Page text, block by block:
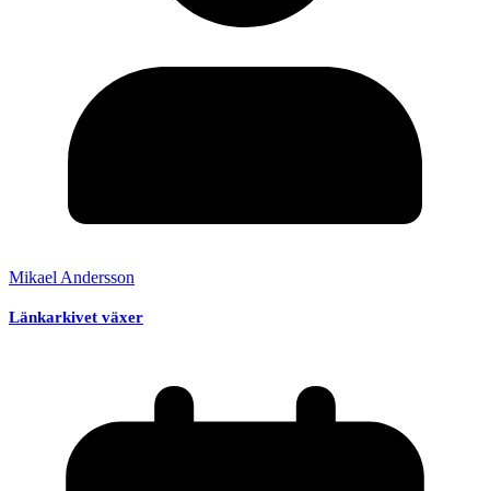
Mikael Andersson
Länkarkivet växer